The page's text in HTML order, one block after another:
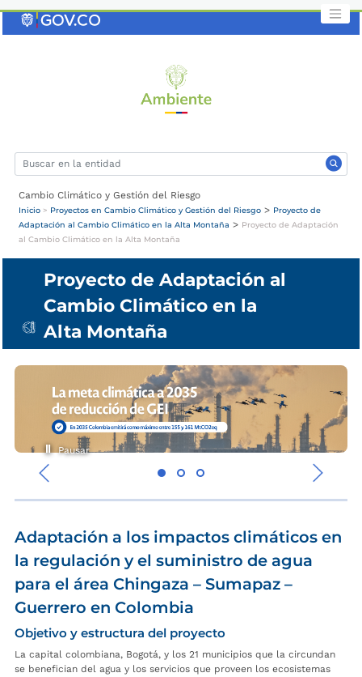
Cambio Climático y Gestión del Riesgo
Inicio > Proyectos en Cambio Climático y Gestión del Riesgo > Proyecto de
Adaptación al Cambio Climático en la Alta Montaña > Proyecto de Adaptación
al Cambio Climático en la Alta Montaña
Proyecto de Adaptación al
Cambio Climático en la
Alta Montaña
‹
›
Pausar
Adaptación a los impactos climáticos en
la regulación y el suministro de agua
para el área Chingaza – Sumapaz –
Guerrero en Colombia
Objetivo y estructura del proyecto
La capital colombiana, Bogotá, y los 21 municipios que la circundan
se benefician del agua y los servicios que proveen los ecosistemas